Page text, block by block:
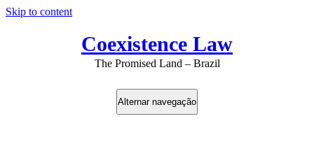
Skip to content
Coexistence Law
The Promised Land – Brazil
Alternar navegação